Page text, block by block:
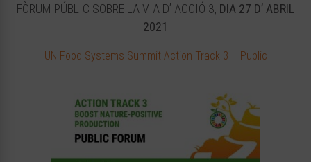
FÒRUM PÚBLIC SOBRE LA VIA D’ ACCIÓ 3, DIA 27 D’ ABRIL
2021
UN Food Systems Summit Action Track 3 – Public